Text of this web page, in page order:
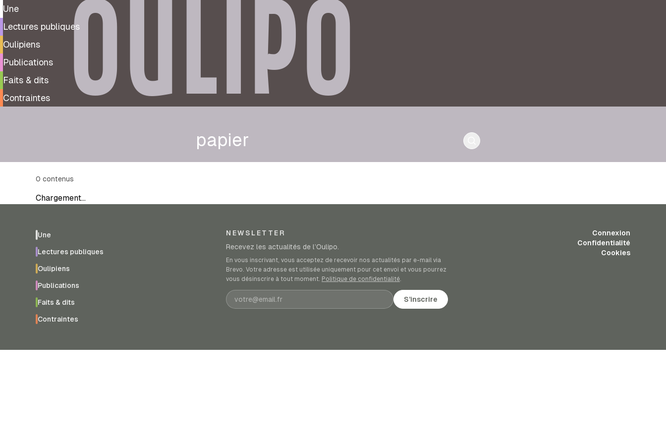
Une
Lectures publiques
Oulipiens
Publications
Faits & dits
Contraintes
OULIPO
papier
0 contenus
Chargement…
Une
Lectures publiques
Oulipiens
Publications
Faits & dits
Contraintes
NEWSLETTER
Recevez les actualités de l’Oulipo.
En vous inscrivant, vous acceptez de recevoir nos actualités par e-mail via
Brevo. Votre adresse est utilisée uniquement pour cet envoi et vous pourrez
vous désinscrire à tout moment. Politique de confidentialité.
Adresse e-mail S’inscrire
Connexion
Confidentialité
Cookies